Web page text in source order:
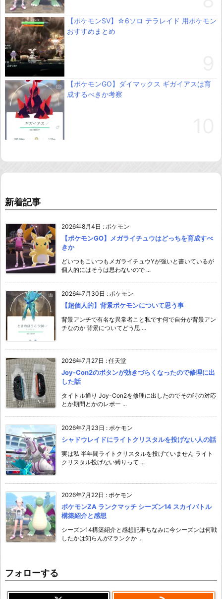
【ポケモンSV】☆6ソロ テラレイド 用ポケモン
おすすめまとめ
【ポケモンGO】ダイマックス ギガイアスは育
成するべきか考察
新着記事
2026年8月4日 : ポケモン
【ポケモンGO】メガライチュウはどっちを育成すべ
きか
どいつもこいつもメガライチュウYが強いと書いているが
個人的にはそうは思わないので ...
2026年7月30日 : ポケモン
【超個人的】背景ポケモンについて思う事
背景アンチで有名な異常者こと私です何で自分が背景アン
チなのか 背景についてどう思 ...
2026年7月27日 : 任天堂
Joy-Con2のボタンが効きづらくなったので修理に出
した話
タイトル通り Joy-Con2を修理に出したのでその時の対応
とか期間とかのレポー ...
2026年7月23日 : ポケモン
シャドウレイドにライトクリスタルを投げない人の話
実は私 半年間ライトクリスタルを投げていません ライト
クリスタル投げない縛りって ...
2026年7月22日 : ポケモン
ポケモンZA ランクマッチ シーズン14 スカイバトル
構築紹介と感想
シーズン14構築紹介と感想記事ちなみに今シーズンは何戦
したかは知らんがZランクか ...
フォローする